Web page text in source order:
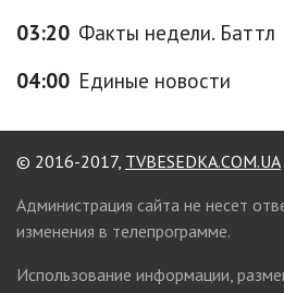
03:20 Факты недели. Баттл
04:00 Единые новости
© 2016-2017, TVBESEDKA.COM.UA
Администрация сайта не несет
изменения в телепрограмме.
Использование информации,